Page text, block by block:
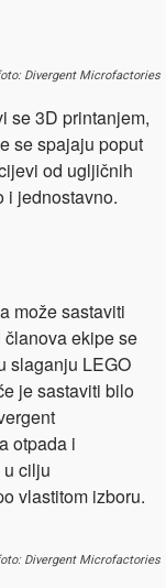
Divergent Microfactories
se 3D printanjem,
se spajaju poput
od ugljičnih
i jednostavno.
može sastaviti
ekipe se
slaganju LEGO
je sastaviti bilo
otpada i
cilju
vlastitom izboru.
Divergent Microfactories